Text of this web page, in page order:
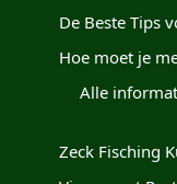
De Beste Tips
Hoe moet je
Alle
Zeck Fisching